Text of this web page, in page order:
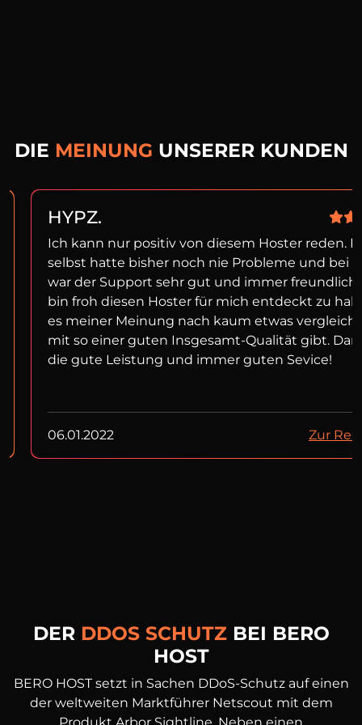
DIE MEINUNG UNSERER KUNDEN
HYPZ.
Ich kann nur positiv von diesem Hoster reden.
selbst hatte bisher noch nie Probleme und bei
war der Support sehr gut und immer
bin froh diesen Hoster für mich entdeckt zu
es meiner Meinung nach kaum etwas
mit so einer guten Insgesamt-Qualität gibt.
die gute Leistung und immer guten Sevice!
06.01.2022 Zur
DER DDOS SCHUTZBEI BERO
HOST
BERO HOST setzt in Sachen DDoS-Schutz auf einen
der weltweiten Marktführer Netscout mit dem